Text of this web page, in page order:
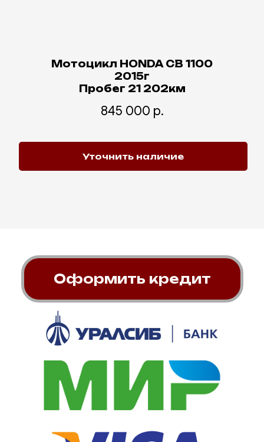
Мотоцикл HONDA CB 1100
2015г
Пробег 21 202км
845 000 р.
Уточнить наличие
Оформить кредит